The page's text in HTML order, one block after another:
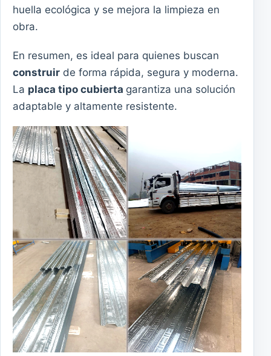
huella ecológica y se mejora la limpieza en
obra.
En resumen, es ideal para quienes buscan
construir de forma rápida, segura y moderna.
La placa tipo cubierta garantiza una solución
adaptable y altamente resistente.